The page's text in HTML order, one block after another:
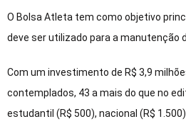
O Bolsa Atleta tem como objetivo
deve ser utilizado para a manutenção
Com um investimento de R$ 3,9
contemplados, 43 a mais do que no
estudantil (R$ 500), nacional (R$